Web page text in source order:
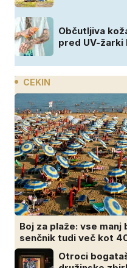
Občutljiva
pred UV-
CEKIN
Boj za plaže: vse
senčnik tudi več kot
Otroci